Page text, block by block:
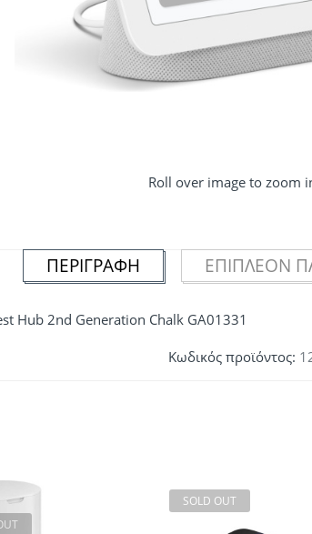
Roll over image to zoom
ΠΕΡΙΓΡΑΦΉ ΕΠΙΠΛΈΟΝ
Hub 2nd Generation Chalk GA01331
Κωδικός προϊόντος:
SOLD OUT